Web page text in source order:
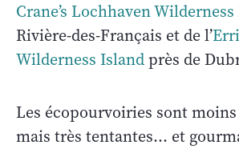
Crane’s Lochhaven
Rivière-des-Français et de l’
Wilderness Islandprès de
Les écopourvoiries sont
mais très tentantes… et